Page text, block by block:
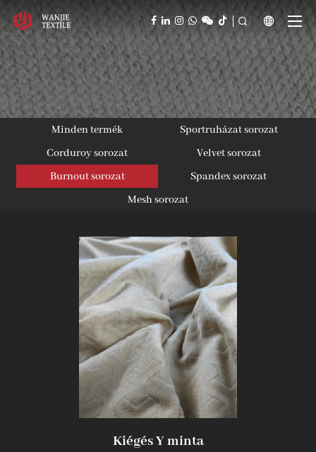
  
Ipari innovátor
Minden termék
Sportruházat sorozat
Corduroy sorozat
Velvet sorozat
Burnout sorozat
Spandex sorozat
Mesh sorozat
Kiégés Y minta